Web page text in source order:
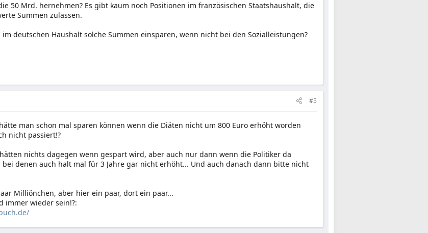
50 Mrd. hernehmen? Es gibt kaum noch Positionen im französischen Staatshaushalt, die
Summen zulassen.
deutschen Haushalt solche Summen einsparen, wenn nicht bei den Sozialleistungen?
#5
man schon mal sparen können wenn die Diäten nicht um 800 Euro erhöht worden
nicht passiert!?
nichts dagegen wenn gespart wird, aber auch nur dann wenn die Politiker da
denen auch halt mal für 3 Jahre gar nicht erhöht... Und auch danach dann bitte nicht
Milliönchen, aber hier ein paar, dort ein paar...
immer wieder sein!?: